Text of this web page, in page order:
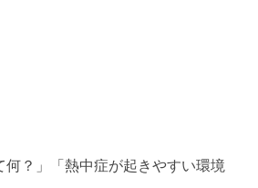
？」「熱中症が起きやすい環境